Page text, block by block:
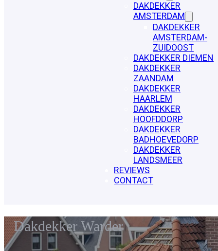
DAKDEKKER
AMSTERDAM
DAKDEKKER
AMSTERDAM-
ZUIDOOST
DAKDEKKER DIEMEN
DAKDEKKER
ZAANDAM
DAKDEKKER
HAARLEM
DAKDEKKER
HOOFDDORP
DAKDEKKER
BADHOEVEDORP
DAKDEKKER
LANDSMEER
REVIEWS
CONTACT
Dakdekker Warder